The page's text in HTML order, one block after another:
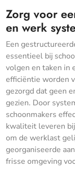
Zorg voor
en werk
Een
essentieel bij
volgen en taken in
efficiëntie worden
gezorgd dat geen
gezien. Door
schoonmakers
kwaliteit leveren
om de werklast
georganiseerde
frisse omgeving